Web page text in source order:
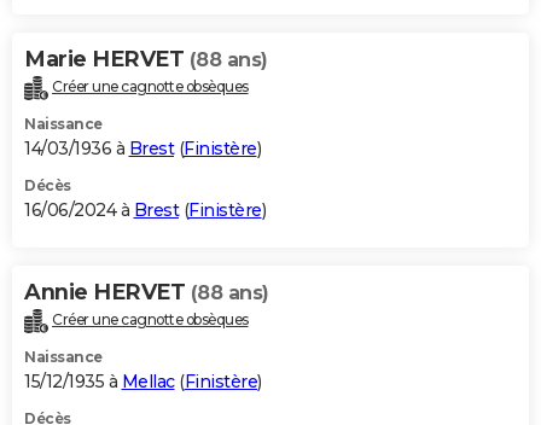
Marie HERVET (88 ans)
Créer une cagnotte obsèques
Naissance
14/03/1936 à Brest(Finistère)
Décès
16/06/2024 à Brest(Finistère)
Annie HERVET (88 ans)
Créer une cagnotte obsèques
Naissance
15/12/1935 à Mellac(Finistère)
Décès